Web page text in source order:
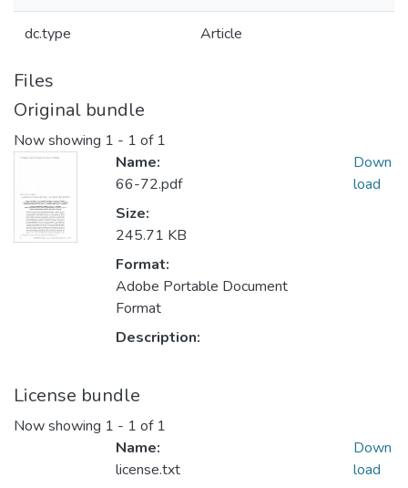
dc.type Article
Files
Original bundle
Now showing 1 - 1 of 1
Name:
66-72.pdf
Size:
245.71 KB
Format:
Adobe Portable Document
Format
Description:
Down
load
License bundle
Now showing 1 - 1 of 1
Name:
license.txt
Down
load